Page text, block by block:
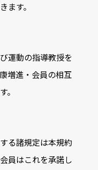
ます。
運動の指導教授を
増進・会員の相互
。
る諸規定は本規約
員はこれを承諾し